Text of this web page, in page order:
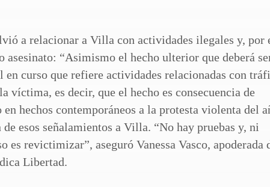
a relacionar a Villa con actividades ilegales y, por
asesinato: “Asimismo el hecho ulterior que deberá
curso que refiere actividades relacionadas con
víctima, es decir, que el hecho es consecuencia de
hechos contemporáneos a la protesta violenta del
esos señalamientos a Villa. “No hay pruebas y, ni
revictimizar”, aseguró Vanessa Vasco, apoderada
Libertad.